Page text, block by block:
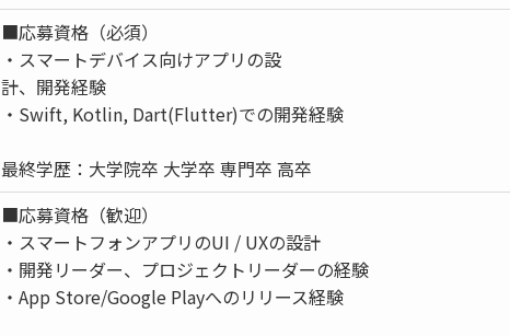
■応募資格（必須）
・スマートデバイス向けアプリの設
計、開発経験
・Swift, Kotlin, Dart(Flutter)での開発経験
最終学歴：大学院卒 大学卒 専門卒 高卒
■応募資格（歓迎）
・スマートフォンアプリのUI / UXの設計
・開発リーダー、プロジェクトリーダーの経験
・App Store/Google Playへのリリース経験